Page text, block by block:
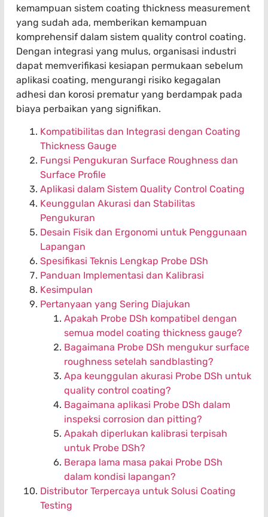
kemampuan sistem coating thickness measurement
yang sudah ada, memberikan kemampuan
komprehensif dalam sistem quality control coating.
Dengan integrasi yang mulus, organisasi industri
dapat memverifikasi kesiapan permukaan sebelum
aplikasi coating, mengurangi risiko kegagalan
adhesi dan korosi prematur yang berdampak pada
biaya perbaikan yang signifikan.
Kompatibilitas dan Integrasi dengan Coating
Thickness Gauge
Fungsi Pengukuran Surface Roughness dan
Surface Profile
Aplikasi dalam Sistem Quality Control Coating
Keunggulan Akurasi dan Stabilitas
Pengukuran
Desain Fisik dan Ergonomi untuk Penggunaan
Lapangan
Spesifikasi Teknis Lengkap Probe DSh
Panduan Implementasi dan Kalibrasi
Kesimpulan
Pertanyaan yang Sering Diajukan
Apakah Probe DSh kompatibel dengan
semua model coating thickness gauge?
Bagaimana Probe DSh mengukur surface
roughness setelah sandblasting?
Apa keunggulan akurasi Probe DSh untuk
quality control coating?
Bagaimana aplikasi Probe DSh dalam
inspeksi corrosion dan pitting?
Apakah diperlukan kalibrasi terpisah
untuk Probe DSh?
Berapa lama masa pakai Probe DSh
dalam kondisi lapangan?
Distributor Terpercaya untuk Solusi Coating
Testing